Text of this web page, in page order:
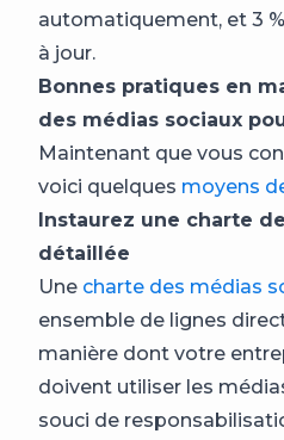
automatiquement, et 3
à jour.
Bonnes pratiques en
des médias sociaux
Maintenant que vous
voici quelques moyens
Instaurez une charte
détaillée
Une charte des médias
ensemble de lignes
manière dont votre
doivent utiliser les
souci de